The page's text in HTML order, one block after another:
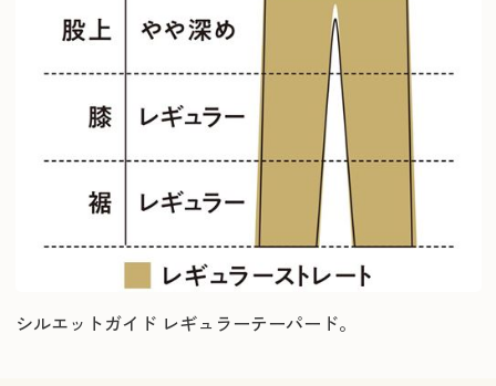
シルエットガイド レギュラーテーパード。